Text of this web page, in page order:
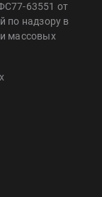
63551 от
по надзору в
массовых